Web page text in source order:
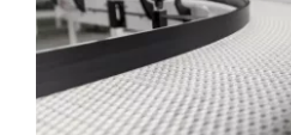
Antybakteryjne taśmy